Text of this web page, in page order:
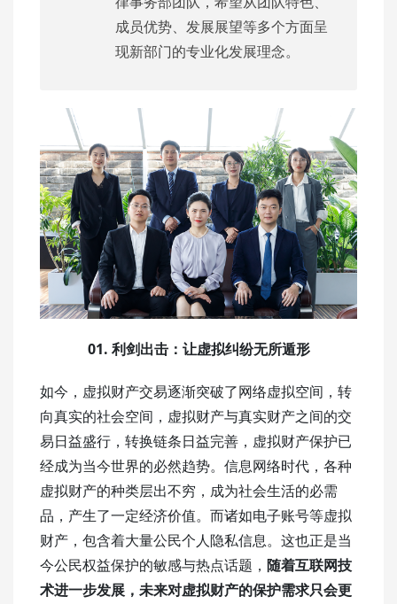
成员优势、发展展望等多个方面呈
现新部门的专业化发展理念。
01. 利剑出击：让虚拟纠纷无所遁形
如今，虚拟财产交易逐渐突破了网络虚拟空间，转
向真实的社会空间，虚拟财产与真实财产之间的交
易日益盛行，转换链条日益完善，虚拟财产保护已
经成为当今世界的必然趋势。信息网络时代，各种
虚拟财产的种类层出不穷，成为社会生活的必需
品，产生了一定经济价值。而诸如电子账号等虚拟
财产，包含着大量公民个人隐私信息。这也正是当
今公民权益保护的敏感与热点话题， 随着互联网技
术进一步发展，未来对虚拟财产的保护需求只会更